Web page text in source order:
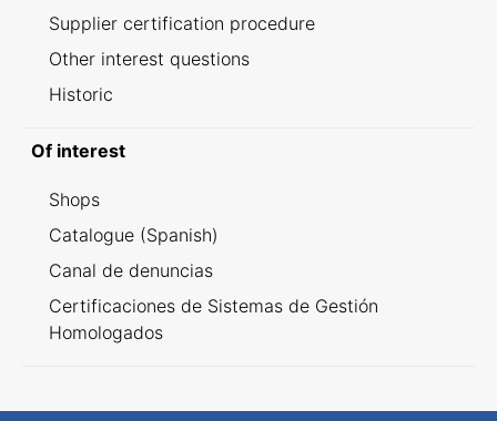
Supplier certification procedure
Other interest questions
Historic
Of interest
Shops
Catalogue (Spanish)
Canal de denuncias
Certificaciones de Sistemas de Gestión
Homologados